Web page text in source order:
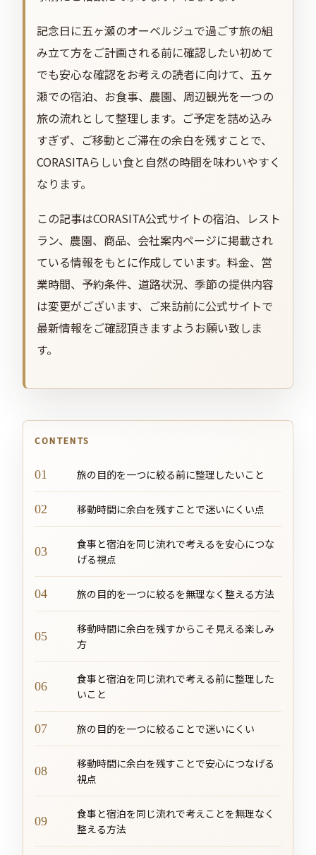
記念日に五ヶ瀬のオーベルジュで過ごす旅の組
み立て方をご計画される前に確認したい初めて
でも安心な確認をお考えの読者に向けて、五ヶ
瀬での宿泊、お食事、農園、周辺観光を一つの
旅の流れとして整理します。ご予定を詰め込み
すぎず、ご移動とご滞在の余白を残すことで、
CORASITAらしい食と自然の時間を味わいやすく
なります。
この記事はCORASITA公式サイトの宿泊、レスト
ラン、農園、商品、会社案内ページに掲載され
ている情報をもとに作成しています。料金、営
業時間、予約条件、道路状況、季節の提供内容
は変更がございます、ご来訪前に公式サイトで
最新情報をご確認頂きますようお願い致しま
す。
CONTENTS
旅の目的を一つに絞る前に整理したいこと
移動時間に余白を残すことで迷いにくい点
食事と宿泊を同じ流れで考えるを安心につな
げる視点
旅の目的を一つに絞るを無理なく整える方法
移動時間に余白を残すからこそ見える楽しみ
方
食事と宿泊を同じ流れで考える前に整理した
いこと
旅の目的を一つに絞ることで迷いにくい
移動時間に余白を残すことで安心につなげる
視点
食事と宿泊を同じ流れで考えことを無理なく
整える方法